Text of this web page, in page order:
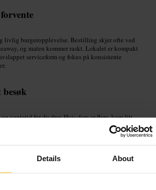
Details About
livlig burgeropplevelse. Bestilling skjer ofte ved
og maten kommer raskt. Lokalet er kompakt
serviceform og fokus på konsistente
ventetid før du drar. Hvis dere er flere, kom litt
kø. Taaway er praktisk om du har begrenset tid. Se
hvis du vil bestemme deg på forhånd.
SW6 7SR, UK